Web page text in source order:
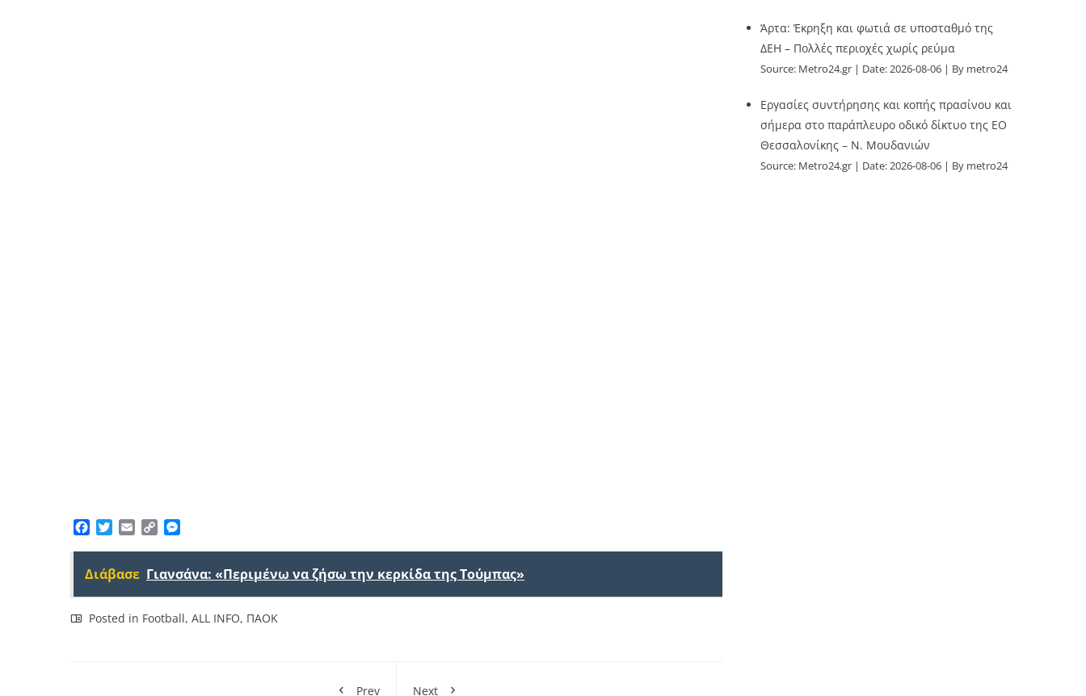
Facebook
TwitterEmailCopy
Διάβασε Γιανσάνα: «Περιμένω να ζήσω την κερκίδα της Τούμπας»
Posted in Football, ALL INFO, ΠΑΟΚ
Prev Next
Άρτα: Έκρηξη και φωτιά σε υποσταθμό της
ΔΕΗ – Πολλές περιοχές χωρίς ρεύμα
Source: Metro24.gr Date: 2026-08-06 By metro24
Εργασίες συντήρησης και κοπής πρασίνου και
σήμερα στο παράπλευρο οδικό δίκτυο της ΕΟ
Θεσσαλονίκης – Ν. Μουδανιών
Source: Metro24.gr Date: 2026-08-06 By metro24